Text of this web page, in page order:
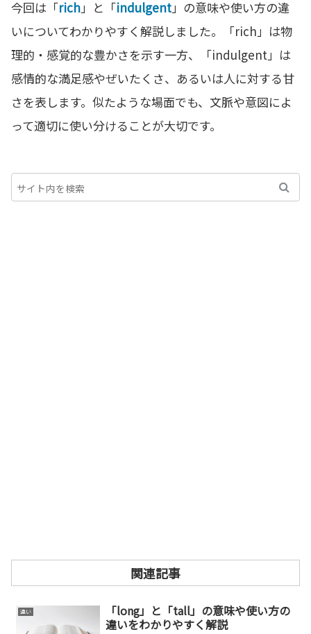
今回は「rich」と「indulgent」の意味や使い方の違
いについてわかりやすく解説しました。「rich」は物
理的・感覚的な豊かさを示す一方、「indulgent」は
感情的な満足感やぜいたくさ、あるいは人に対する甘
さを表します。似たような場面でも、文脈や意図によ
って適切に使い分けることが大切です。
関連記事
違い
「long」と「tall」の意味や使い方の
違いをわかりやすく解説